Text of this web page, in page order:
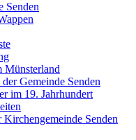
Senden
Münsterland
Gemeinde Senden
im 19. Jahrhundert
Senden